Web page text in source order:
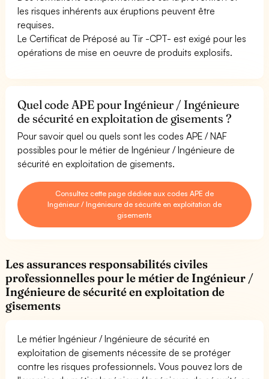
les risques inhérents aux éruptions peuvent être
requises.
Le Certificat de Préposé au Tir -CPT- est exigé pour les
opérations de mise en oeuvre de produits explosifs.
Quel code APE pour Ingénieur / Ingénieure
de sécurité en exploitation de gisements ?
Pour savoir quel ou quels sont les codes APE / NAF
possibles pour le métier de Ingénieur / Ingénieure de
sécurité en exploitation de gisements.
Consultez cette page dédiée aux codes APE de
Ingénieur / Ingénieure de sécurité en exploitation de
gisements
Les assurances responsabilités civiles
professionnelles pour le métier de Ingénieur /
Ingénieure de sécurité en exploitation de
gisements
Le métier Ingénieur / Ingénieure de sécurité en
exploitation de gisements nécessite de se protéger
contre les risques professionnels. Vous pouvez lors de